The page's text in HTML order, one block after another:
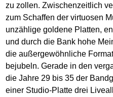
zu zollen. Zwischenzeitlich
zum Schaffen der virtuosen
unzählige goldene Platten,
und durch die Bank hohe
die außergewöhnliche
bejubeln. Gerade in den
die Jahre 29 bis 35 der
einer Studio-Platte drei